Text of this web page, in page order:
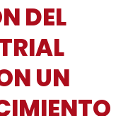
DEL
UN